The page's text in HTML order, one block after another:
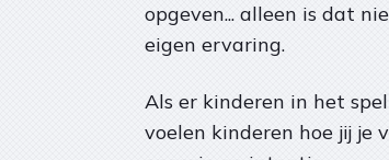
opgeven... alleen is dat
eigen ervaring.
Als er kinderen in het
voelen kinderen hoe jij je